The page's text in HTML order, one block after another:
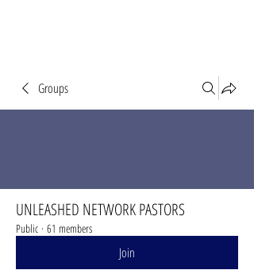
Groups
UNLEASHED NETWORK PASTORS
Public · 61 members
Join